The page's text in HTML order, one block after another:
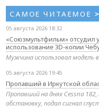
САМОЕ ЧИТАЕМОЕ >
05 августа 2026 18:32
«Союзмультфильм» отсудил
использование 3D-копии
Мужчина использовал модель
05 августа 2026 19:45
Пропавший в Иркутской
Пропавший на днях Cessna
обстановку, подал сигнал